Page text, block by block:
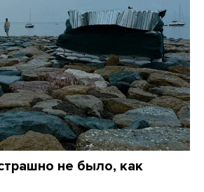
не было, как